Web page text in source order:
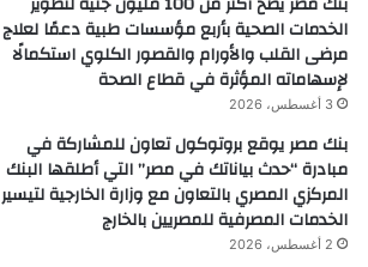
الخدمات الصحية بأربع مؤسسات طبية دعمًا لعلاج
مرضى القلب والأورام والقصور الكلوي استكمالًا
لإسهاماته المؤثرة في قطاع الصحة
3 أغسطس، 2026
بنك مصر يوقع بروتوكول تعاون للمشاركة في
مبادرة “حدث بياناتك في مصر” التي أطلقها البنك
المركزي المصري بالتعاون مع وزارة الخارجية لتيسير
الخدمات المصرفية للمصريين بالخارج
2 أغسطس، 2026